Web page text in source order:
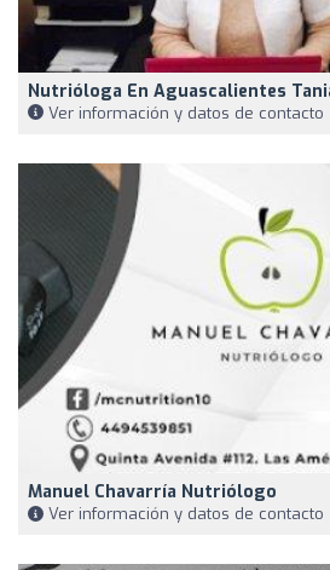
Nutrióloga En Aguascalientes
Ver información y datos de contacto
Manuel Chavarría Nutriólogo
Ver información y datos de contacto